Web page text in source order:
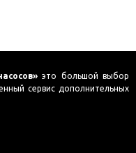
это большой выбор
сервис дополнительных